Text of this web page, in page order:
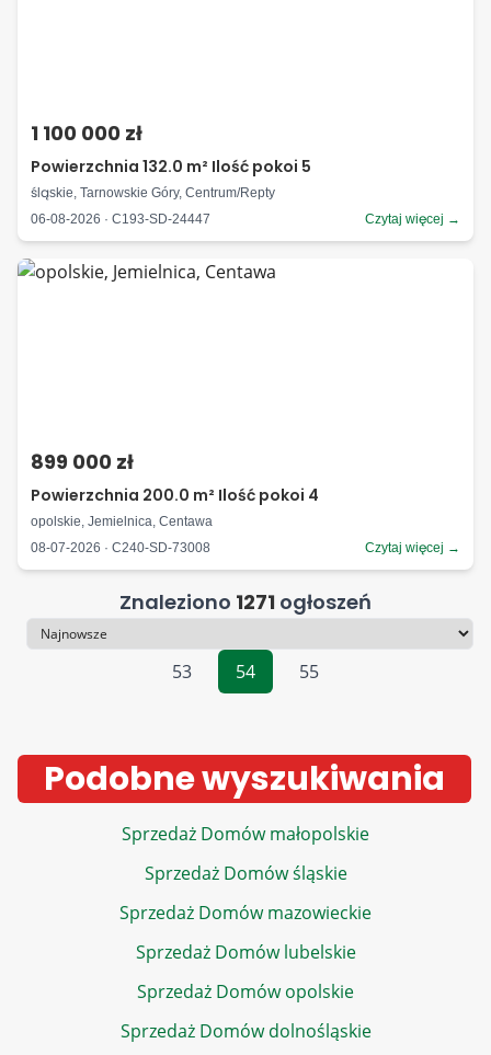
1 100 000 zł
Powierzchnia 132.0 m² Ilość pokoi 5
śląskie, Tarnowskie Góry, Centrum/Repty
06-08-2026 · C193-SD-24447
Czytaj więcej →
899 000 zł
Powierzchnia 200.0 m² Ilość pokoi 4
opolskie, Jemielnica, Centawa
08-07-2026 · C240-SD-73008
Czytaj więcej →
Znaleziono 1271 ogłoszeń
Sortowanie
53
54 55
Podobne wyszukiwania
Sprzedaż Domów małopolskie
Sprzedaż Domów śląskie
Sprzedaż Domów mazowieckie
Sprzedaż Domów lubelskie
Sprzedaż Domów opolskie
Sprzedaż Domów dolnośląskie